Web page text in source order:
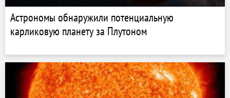
Астрономы обнаружили потенциальную
карликовую планету за Плутоном